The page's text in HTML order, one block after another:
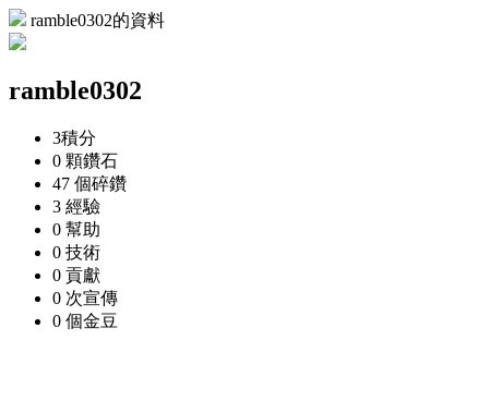
ramble0302的資料
ramble0302
3積分
0 顆鑽石
47 個碎鑽
3 經驗
0 幫助
0 技術
0 貢獻
0 次宣傳
0 個金豆